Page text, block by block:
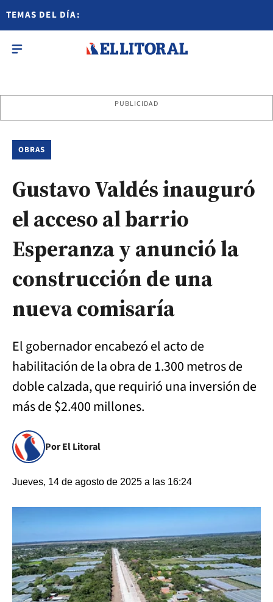
TEMAS DEL DÍA:
PUBLICIDAD
OBRAS
Gustavo Valdés inauguró
el acceso al barrio
Esperanza y anunció la
construcción de una
nueva comisaría
El gobernador encabezó el acto de
habilitación de la obra de 1.300 metros de
doble calzada, que requirió una inversión de
más de $2.400 millones.
Por El Litoral
Jueves, 14 de agosto de 2025 a las 16:24